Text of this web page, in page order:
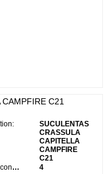
C21
SUCULENTAS
CRASSULA
CAPITELLA
CAMPFIRE
C21
Qty per container:
4